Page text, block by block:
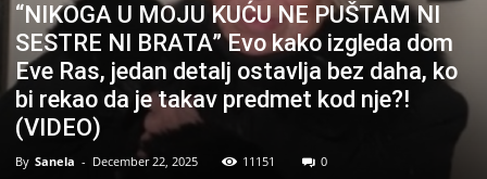
“NIKOGA U MOJU KUĆU NE PUŠTAM NI
SESTRE NI BRATA” Evo kako izgleda dom
Eve Ras, jedan detalj ostavlja bez daha, ko
bi rekao da je takav predmet kod nje?!
(VIDEO)
By Sanela - December 22, 2025 11151 0